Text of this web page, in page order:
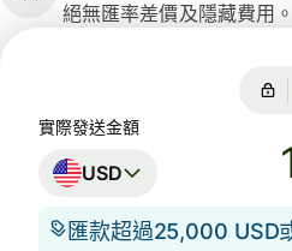
絕無匯率差價及隱藏費用。
實際發送金額
USD
匯款超過25,000 USD